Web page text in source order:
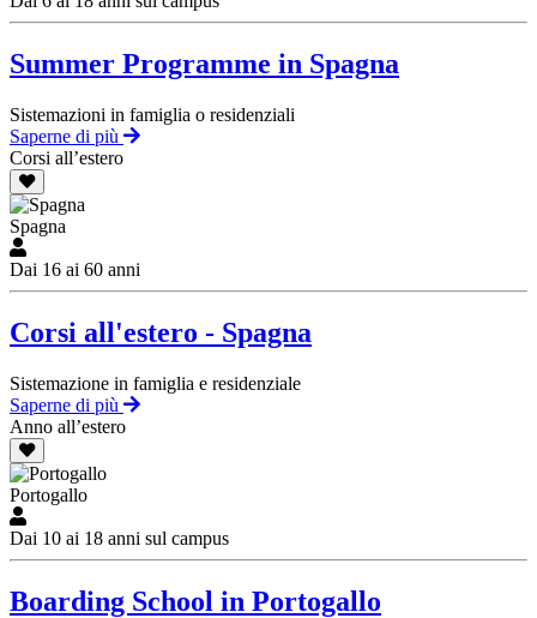
Summer Programme in Spagna
Sistemazioni in famiglia o residenziali
Saperne di più
Corsi all’estero
Spagna
Dai 16 ai 60 anni
Corsi all'estero - Spagna
Sistemazione in famiglia e residenziale
Saperne di più
Anno all’estero
Portogallo
Dai 10 ai 18 anni sul campus
Boarding School in Portogallo